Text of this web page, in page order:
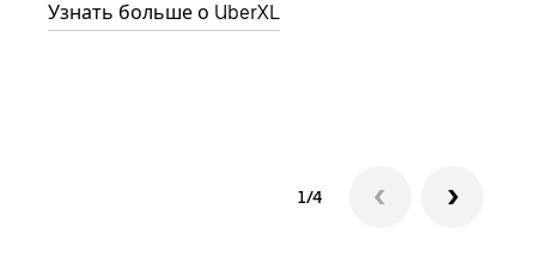
Узнать больше о UberXL
1/4